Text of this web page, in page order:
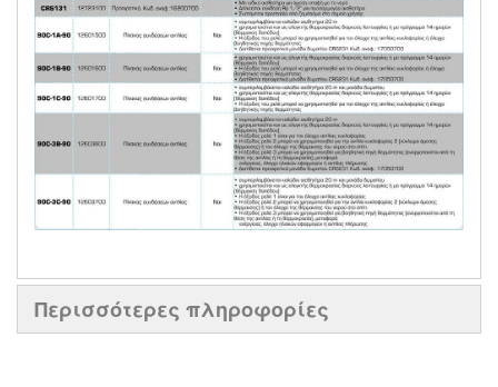
Περισσότερες πληροφορίες